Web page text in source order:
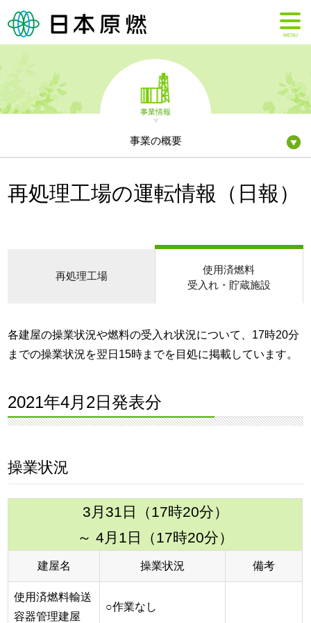
MENU
事業情報
事業の概要
再処理工場の運転情報（日報）
再処理工場
使用済燃料
受入れ・貯蔵施設
各建屋の操業状況や燃料の受入れ状況について、17時20分
までの操業状況を翌日15時までを目処に掲載しています。
2021年4月2日発表分
操業状況
3月31日（17時20分）
～ 4月1日（17時20分）
建屋名 操業状況 備考
使用済燃料輸送
容器管理建屋
○作業なし